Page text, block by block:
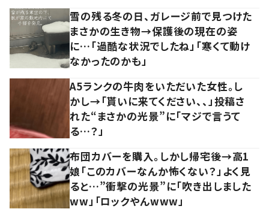
雪の残る冬の日、ガレージ前で見つけた
まさかの生き物→保護後の現在の姿
に…「過酷な状況でしたね」「寒くて動け
なかったのかも」
A5ランクの牛肉をいただいた女性。し
かし→「貰いに来てください、、」投稿さ
れた“まさかの光景”に「マジで言うて
る…？」
布団カバーを購入。しかし帰宅後→高1
娘「このカバーなんか怖くない？」よく見
ると…”衝撃の光景”に「吹き出しました
ww」「ロックやんwww」